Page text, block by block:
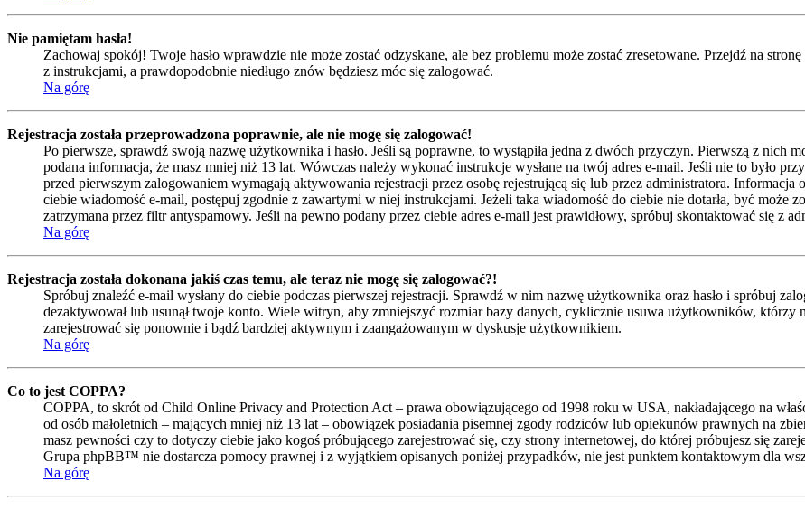
Nie pamiętam hasła!
Zachowaj spokój! Twoje hasło wprawdzie nie może zostać odzyskane, ale bez problemu może zostać zresetowane. Przejdź na
z instrukcjami, a prawdopodobnie niedługo znów będziesz móc się zalogować.
Na górę
Rejestracja została przeprowadzona poprawnie, ale nie mogę się zalogować!
Po pierwsze, sprawdź swoją nazwę użytkownika i hasło. Jeśli są poprawne, to wystąpiła jedna z dwóch przyczyn. Pierwszą z nich
podana informacja, że masz mniej niż 13 lat. Wówczas należy wykonać instrukcje wysłane na twój adres e-mail. Jeśli nie to było
przed pierwszym zalogowaniem wymagają aktywowania rejestracji przez osobę rejestrującą się lub przez administratora. Informacja
ciebie wiadomość e-mail, postępuj zgodnie z zawartymi w niej instrukcjami. Jeżeli taka wiadomość do ciebie nie dotarła, być może
zatrzymana przez filtr antyspamowy. Jeśli na pewno podany przez ciebie adres e-mail jest prawidłowy, spróbuj skontaktować się z
Na górę
Rejestracja została dokonana jakiś czas temu, ale teraz nie mogę się zalogować?!
Spróbuj znaleźć e-mail wysłany do ciebie podczas pierwszej rejestracji. Sprawdź w nim nazwę użytkownika oraz hasło i spróbuj
dezaktywował lub usunął twoje konto. Wiele witryn, aby zmniejszyć rozmiar bazy danych, cyklicznie usuwa użytkowników, którzy
zarejestrować się ponownie i bądź bardziej aktywnym i zaangażowanym w dyskusje użytkownikiem.
Na górę
Co to jest COPPA?
COPPA, to skrót od Child Online Privacy and Protection Act – prawa obowiązującego od 1998 roku w USA, nakładającego na
od osób małoletnich – mających mniej niż 13 lat – obowiązek posiadania pisemnej zgody rodziców lub opiekunów prawnych na
masz pewności czy to dotyczy ciebie jako kogoś próbującego zarejestrować się, czy strony internetowej, do której próbujesz się
Grupa phpBB™ nie dostarcza pomocy prawnej i z wyjątkiem opisanych poniżej przypadków, nie jest punktem kontaktowym dla
Na górę